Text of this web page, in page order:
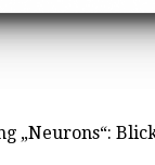
„Neurons“: